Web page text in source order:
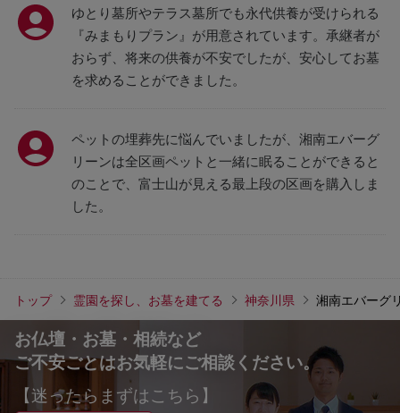
ゆとり墓所やテラス墓所でも永代供養が受けられる
『みまもりプラン』が用意されています。承継者が
おらず、将来の供養が不安でしたが、安心してお墓
を求めることができました。
ペットの埋葬先に悩んでいましたが、湘南エバーグ
リーンは全区画ペットと一緒に眠ることができると
のことで、富士山が見える最上段の区画を購入しま
した。
トップ 霊園を探し、お墓を建てる 神奈川県 湘南エバーグ
お仏壇・お墓・相続など
ご不安ごとはお気軽にご相談ください。
【迷ったらまずはこちら】